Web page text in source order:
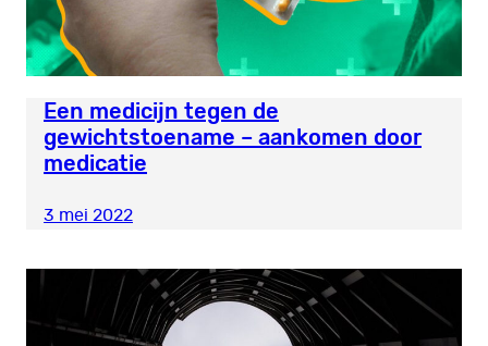
Een medicijn tegen de
gewichtstoename – aankomen door
medicatie
3 mei 2022